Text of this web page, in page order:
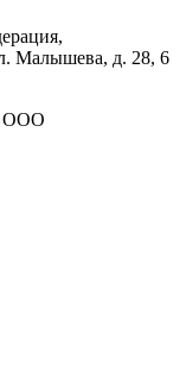
Малышева, д. 28, 6
ООО